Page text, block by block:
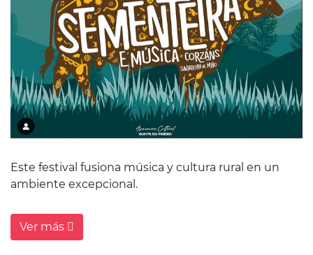
Este festival fusiona música y cultura rural en un
ambiente excepcional.
Ver más